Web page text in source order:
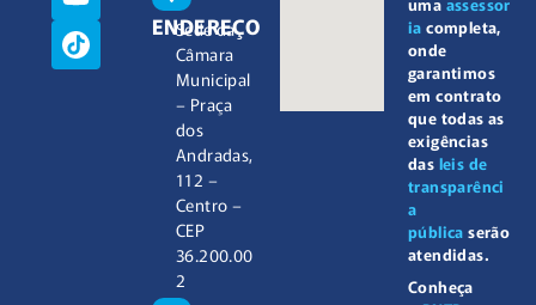
ENDEREÇO
Sede da
Câmara
Municipal
– Praça
dos
Andradas,
112 –
Centro –
CEP
36.200.00
2
ia completa,
onde
garantimos
em contrato
que todas as
exigências
das leis de
transparênci
a
pública serão
atendidas.
Conheça